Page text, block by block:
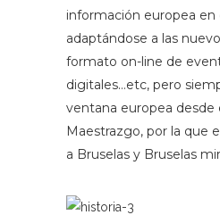
información europea en
adaptándose a las
formato on-line de
digitales…etc, pero
ventana europea desde
Maestrazgo, por la que
a Bruselas y Bruselas